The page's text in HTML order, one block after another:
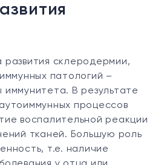
развития склеродермии,
патологий –
В результате
процессов
воспалительной реакции
тканей. Большую роль
т.е. наличие